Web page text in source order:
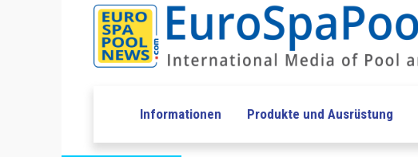
Informationen Produkte und Ausrüstung